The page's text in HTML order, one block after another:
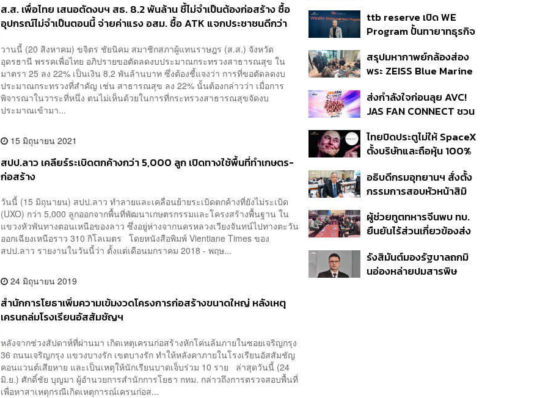
ส.ส. เพื่อไทย เสนอตัดงบฯ สธ. 8.2 พันล้าน ชี้ไม่จำเป็นต้องก่อสร้าง ซื้อ
อุปกรณ์ไม่จำเป็นตอนนี้ จ่ายค่าแรง อสม. ซื้อ ATK แจกประชาชนดีกว่า
วานนี้ (20 สิงหาคม) ขจิตร ชัยนิคม สมาชิกสภาผู้แทนราษฎร (ส.ส.) จังหวัด
อุดรธานี พรรคเพื่อไทย อภิปรายขอตัดลดงบประมาณกระทรวงสาธารณสุข ใน
มาตรา 25 ลง 22% เป็นเงิน 8.2 พันล้านบาท ซึ่งต้องชี้แจงว่า การที่ขอตัดลดงบ
ประมาณกระทรวงที่สำคัญ เช่น สาธารณสุข ลง 22% นั้นต้องกล่าวว่า เมื่อการ
พิจารณาในวาระที่หนึ่ง ตนไม่เห็นด้วยในการที่กระทรวงสาธารณสุขจัดงบ
ประมาณเข้ามา...
15 มิถุนายน 2021
สปป.ลาว เคลียร์ระเบิดตกค้างกว่า 5,000 ลูก เปิดทางใช้พื้นที่ทำเกษตร-
ก่อสร้าง
วันนี้ (15 มิถุนายน) สปป.ลาว ทำลายและเคลื่อนย้ายระเบิดตกค้างที่ยังไม่ระเบิด
(UXO) กว่า 5,000 ลูกออกจากพื้นที่พัฒนาเกษตรกรรมและโครงสร้างพื้นฐาน ใน
แขวงหัวพันทางตอนเหนือของลาว ซึ่งอยู่ห่างจากนครหลวงเวียงจันทน์ไปทางตะวัน
ออกเฉียงเหนือราว 310 กิโลเมตร โดยหนังสือพิมพ์ Vientiane Times ของ
สปป.ลาว รายงานในวันนี้ว่า ตั้งแต่เดือนมกราคม 2018 - พฤษ...
24 มิถุนายน 2019
สำนักการโยธาเพิ่มความเข้มงวดโครงการก่อสร้างขนาดใหญ่ หลังเหตุ
เครนถล่มโรงเรียนอัสสัมชัญฯ
หลังจากช่วงสัปดาห์ที่ผ่านมา เกิดเหตุเครนก่อสร้างหักโค่นล้มภายในซอยเจริญกรุง
36 ถนนเจริญกรุง แขวงบางรัก เขตบางรัก ทำให้หลังคาภายในโรงเรียนอัสสัมชัญ
คอนแวนต์เสียหาย และเป็นเหตุให้นักเรียนบาดเจ็บร่วม 10 ราย ล่าสุดวันนี้ (24
มิ.ย.) ศักดิ์ชัย บุญมา ผู้อำนวยการสำนักการโยธา กทม. กล่าวถึงการตรวจสอบพื้นที่
เพื่อหาสาเหตุกรณีเกิดเหตุการณ์เครนก่อส...
ปี 2026
ttb reserve เปิด WE
Program ปั้นทายาทธุรกิจ
ตั้งเป้าขยายฐานลูกค้าแตะ
11,000 ราย ดัน AUM
ปีข้างหน้า
สรุปมหากาพย์กล้องส่อง
พระ ZEISS Blue Marine
สู่ข้อพิพาท ‘มาเวลล์ฯ’
ฟ้อง ‘โทน บางแค’ ผิดนัด
ส่งกำลังใจก่อนลุย AVC!
JAS FAN CONNECT ชวน
สาวทีมชาติไทย 15 ส.ค.นี้
ไทยปิดประตูไม่ให้ SpaceX
ตั้งบริษัทและถือหุ้น 100%
ต่ำเป็นเรื่องอธิปไตย ไม่
ยอมแลกในโต๊ะเจรจาการ
อธิบดีกรมอุทยานฯ สั่งตั้ง
กรรมการสอบหัวหน้าสิมิ
แรม ทั้งที่ประกาศห้ามค้าง
คืนตั้งแต่ปี 61
ผู้ช่วยทูตทหารจีนพบ ทบ.
ยืนยันไร้ส่วนเกี่ยวข้องส่ง
ชายแดน ย้ำจริงใจต่อไทย
หวังเห็นทางออกสันติวิธี
รังสิมันต์มองรัฐบาลถกมิ
นอ่องหล่ายปมสารพิษ